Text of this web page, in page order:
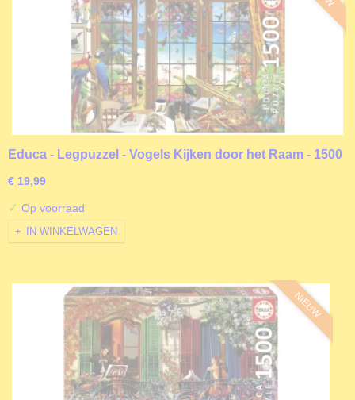
Educa - Legpuzzel - Vogels Kijken door het Raam - 1500
€ 19,99
✓ Op voorraad
IN WINKELWAGEN
NIEUW